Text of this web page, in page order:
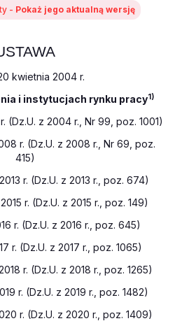
- Pokaż jego aktualną wersję
kwietnia 2004 r.
i instytucjach rynku pracy1)
(Dz.U. z 2004 r., Nr 99, poz. 1001)
r. (Dz.U. z 2008 r., Nr 69, poz.
415)
r. (Dz.U. z 2013 r., poz. 674)
r. (Dz.U. z 2015 r., poz. 149)
r. (Dz.U. z 2016 r., poz. 645)
r. (Dz.U. z 2017 r., poz. 1065)
r. (Dz.U. z 2018 r., poz. 1265)
r. (Dz.U. z 2019 r., poz. 1482)
r. (Dz.U. z 2020 r., poz. 1409)